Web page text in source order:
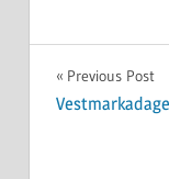
UKATEGORISERT
Previous Post